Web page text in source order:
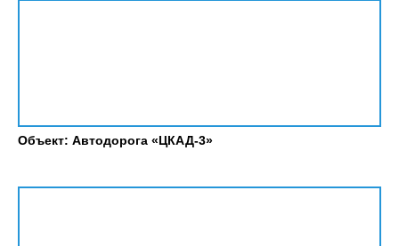
Объект: Автодорога «ЦКАД-3»